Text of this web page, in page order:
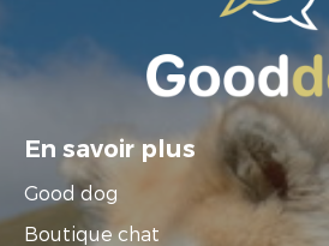
En savoir plus
Good dog
Boutique chat